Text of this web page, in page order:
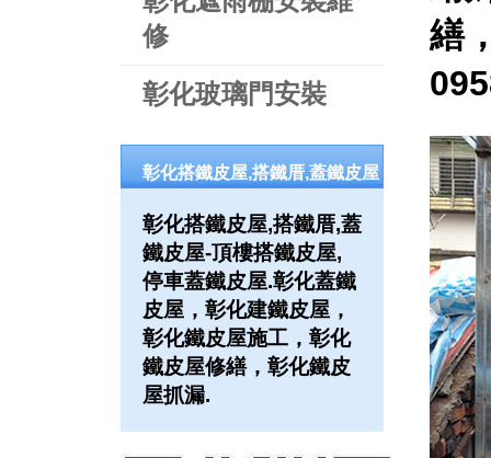
修
彰化玻璃門安裝
彰化搭鐵皮屋,搭鐵厝,蓋鐵皮屋
彰化搭鐵皮屋,搭鐵厝,蓋
鐵皮屋-頂樓搭鐵皮屋,
停車蓋鐵皮屋.彰化蓋鐵
皮屋，彰化建鐵皮屋，
彰化鐵皮屋施工，彰化
鐵皮屋修繕，彰化鐵皮
屋抓漏.
繕